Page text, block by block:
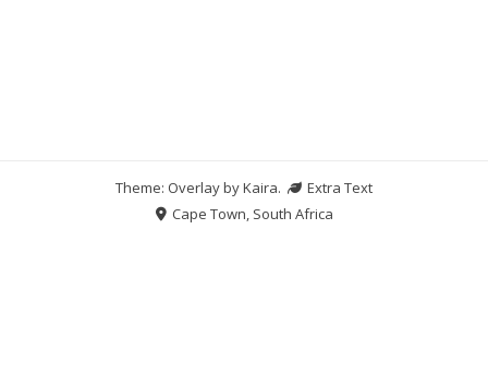
Theme: Overlay byKaira.
Extra Text
Cape Town, South Africa